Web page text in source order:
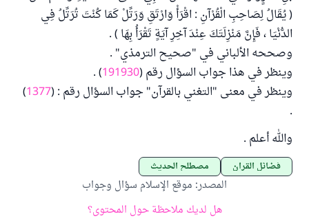
( يُقَالُ لِصَاحِبِ الْقُرْآنِ : اقْرَأْ وَارْتَقِ وَرَتِّلْ كَمَا كُنْتَ تُرَتِّلُ فِي
الدُّنْيَا ، فَإِنَّ مَنْزِلَتَكَ عِنْدَ آخِرِ آيَةٍ تَقْرَأُ بِهَا ) .
وصححه الألباني في "صحيح الترمذي" .
وينظر في هذا جواب السؤال رقم (191930
) .
وينظر في معنى "التغني بالقرآن" جواب السؤال رقم : (1377
)
.
والله أعلم .
فضائل القرآن مصطلح الحديث
المصدر: موقع الإسلام سؤال وجواب
هل لديك ملاحظة حول المحتوى؟